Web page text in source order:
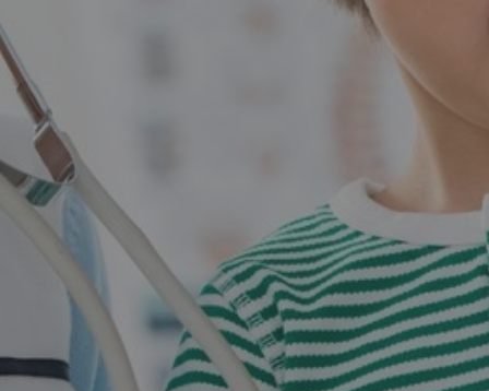
실력있는 인재를 양성하는 표준화된 직업훈